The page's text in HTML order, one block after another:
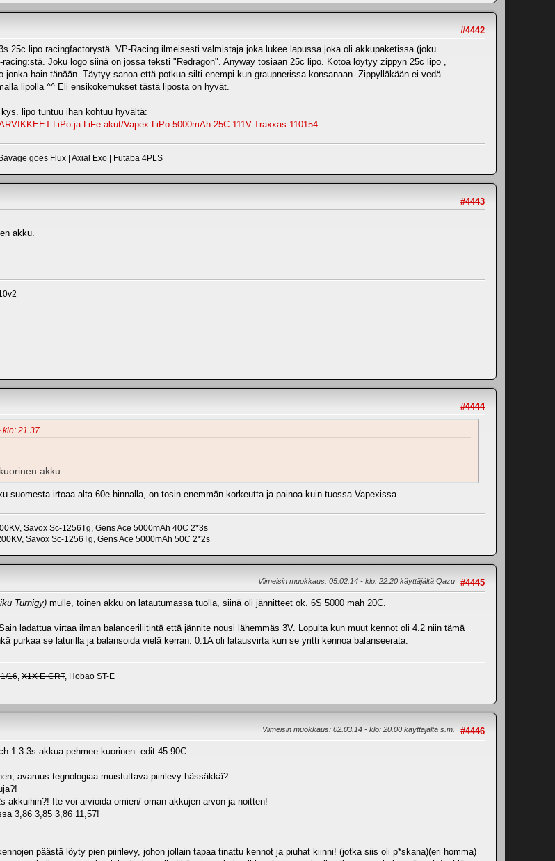
#4442
25c lipo racingfactorystä. VP-Racing ilmeisesti valmistaja joka lukee lapussa joka oli akkupaketissa (joku
Joku logo siinä on jossa teksti "Redragon". Anyway tosiaan 25c lipo. Kotoa löytyy zippyn 25c lipo ,
hain tänään. Täytyy sanoa että potkua silti enempi kun graupnerissa konsanaan. Zippylläkään ei vedä
lipolla ^^ Eli ensikokemukset tästä liposta on hyvät.
lipo tuntuu ihan kohtuu hyvältä:
LiPo-ja-LiFe-akut/Vapex-LiPo-5000mAh-25C-111V-Traxxas-110154
goes Flux | Axial Exo | Futaba 4PLS
#4443
akku.
#4444
klo: 21.37
akku.
suomesta irtoaa alta 60e hinnalla, on tosin enemmän korkeutta ja painoa kuin tuossa Vapexissa.
Savöx Sc-1256Tg, Gens Ace 5000mAh 40C 2*3s
Savöx Sc-1256Tg, Gens Ace 5000mAh 50C 2*2s
#4445
Viimeisin muokkaus: 05.02.14 - klo: 22.20 käyttäjältä Qazu
Turnigy) mulle, toinen akku on latautumassa tuolla, siinä oli jännitteet ok. 6S 5000 mah 20C.
ladattua virtaa ilman balanceriliitintä että jännite nousi lähemmäs 3V. Lopulta kun muut kennot oli 4.2 niin tämä
purkaa se laturilla ja balansoida vielä kerran. 0.1A oli latausvirta kun se yritti kennoa balanseerata.
16, X1X E-CRT, Hobao ST-E
#4446
Viimeisin muokkaus: 02.03.14 - klo: 20.00 käyttäjältä s.m.
1.3 3s akkua pehmee kuorinen. edit 45-90C
avaruus tegnologiaa muistuttava piirilevy hässäkkä?
akkuihin?! Ite voi arvioida omien/ oman akkujen arvon ja noitten!
3,86 3,85 3,86 11,57!
päästä löyty pien piirilevy, johon jollain tapaa tinattu kennot ja piuhat kiinni! (jotka siis oli p*skana)(eri homma)